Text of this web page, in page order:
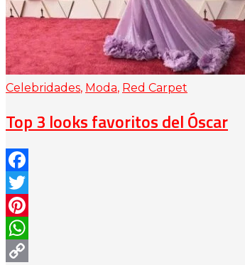
Celebridades, Moda, Red Carpet
Top 3 looks favoritos del Óscar
Facebook
Twitter
Pinterest
WhatsApp